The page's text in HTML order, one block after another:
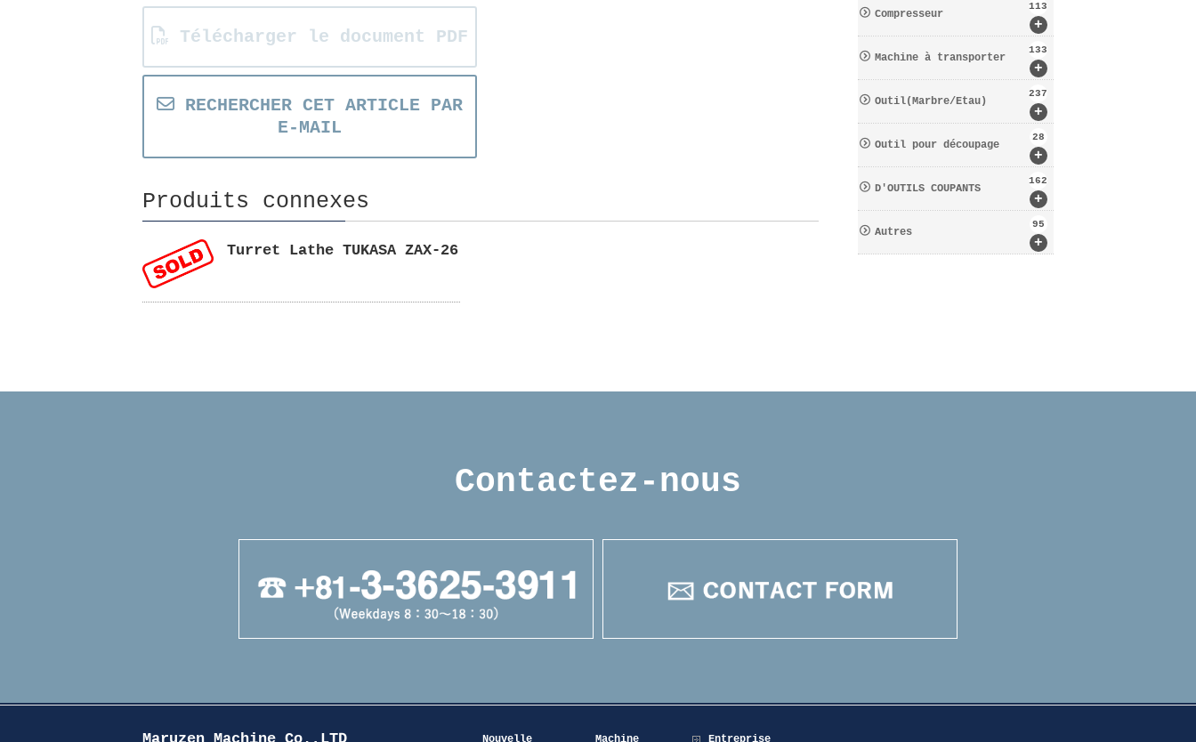
Télécharger le document PDF
RECHERCHER CET ARTICLE PAR
E-MAIL
Produits connexes
Turret Lathe TUKASA ZAX-26
+
Compresseur
113
+
Machine à transporter
133
+
Outil(Marbre/Etau)
237
+
Outil pour découpage
28
+
D′OUTILS COUPANTS
162
+
Autres
95
Contactez-nous